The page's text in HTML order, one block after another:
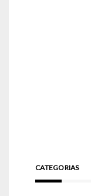
CATEGORIAS